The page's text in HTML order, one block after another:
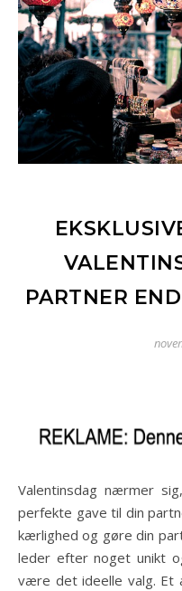
PARTNER
Valentinsdag nærmer sig, og det er tid til at finde den
perfekte gave til din
kærlighed og gøre din
leder efter noget unikt
være det ideelle valg. Et